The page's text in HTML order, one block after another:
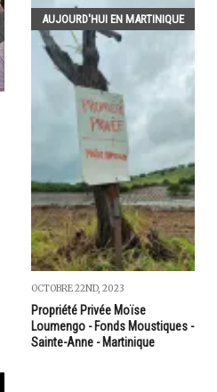
AUJOURD'HUI EN MARTINIQUE
OCTOBRE 22ND, 2023
Propriété Privée Moïse
Loumengo - Fonds Moustiques -
Sainte-Anne - Martinique